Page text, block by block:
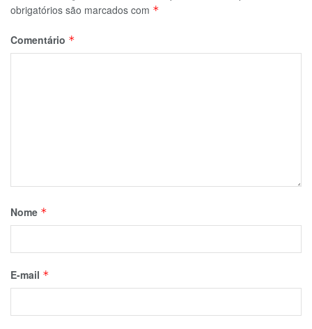
obrigatórios são marcados com *
Comentário *
Nome *
E-mail *